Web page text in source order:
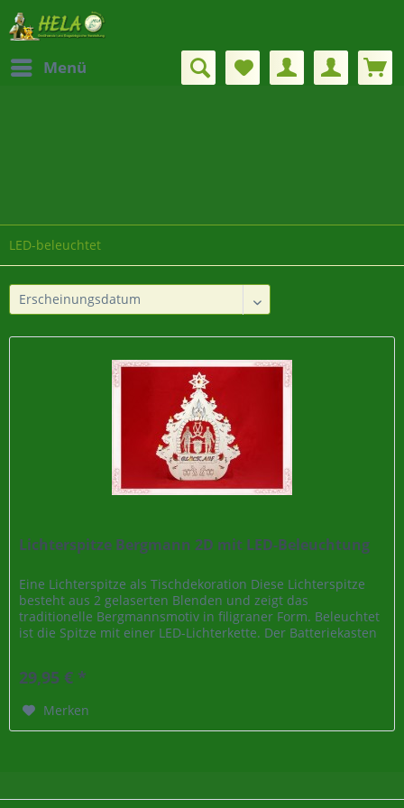
Menü
LED-beleuchtet
Lichterspitze Bergmann 2D mit LED-Beleuchtung
Eine Lichterspitze als Tischdekoration Diese Lichterspitze
besteht aus 2 gelaserten Blenden und zeigt das
traditionelle Bergmannsmotiv in filigraner Form. Beleuchtet
ist die Spitze mit einer LED-Lichterkette. Der Batteriekasten
29,95 € *
Merken